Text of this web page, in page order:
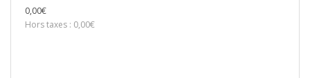
0,00€
Hors taxes : 0,00€